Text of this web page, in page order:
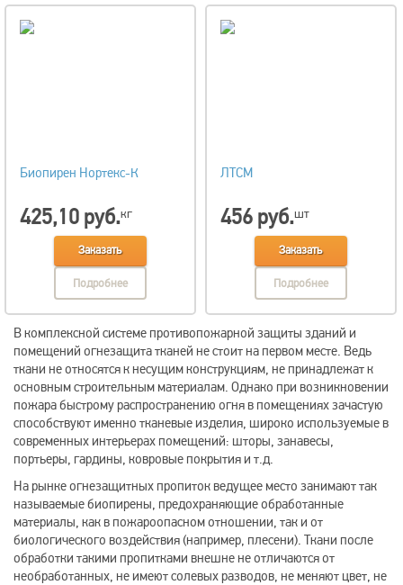
Биопирен Нортекс-К
425,10 руб.кг
Заказать
Подробнее
ЛТСМ
456 руб.шт
Заказать
Подробнее
В комплексной системе противопожарной защиты зданий и
помещений огнезащита тканей не стоит на первом месте. Ведь
ткани не относятся к несущим конструкциям, не принадлежат к
основным строительным материалам. Однако при возникновении
пожара быстрому распространению огня в помещениях зачастую
способствуют именно тканевые изделия, широко используемые в
современных интерьерах помещений: шторы, занавесы,
портьеры, гардины, ковровые покрытия и т.д.
На рынке огнезащитных пропиток ведущее место занимают так
называемые биопирены, предохраняющие обработанные
материалы, как в пожароопасном отношении, так и от
биологического воздействия (например, плесени). Ткани после
обработки такими пропитками внешне не отличаются от
необработанных, не имеют солевых разводов, не меняют цвет, не